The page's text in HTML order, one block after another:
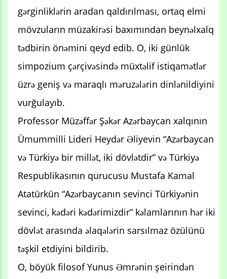
gərginliklərin aradan qaldırılması, ortaq elmi
mövzuların müzakirəsi baxımından beynəlxalq
tədbirin önəmini qeyd edib. O, iki günlük
simpozium çərçivəsində müxtəlif istiqamətlər
üzrə geniş və maraqlı məruzələrin dinlənildiyini
vurğulayıb.
Professor Müzəffər Şəkər Azərbaycan xalqının
Ümummilli Lideri Heydər Əliyevin “Azərbaycan
və Türkiyə bir millət, iki dövlətdir” və Türkiyə
Respublikasının qurucusu Mustafa Kamal
Atatürkün “Azərbaycanın sevinci Türkiyənin
sevinci, kədəri kədərimizdir” kəlamlarının hər iki
dövlət arasında əlaqələrin sarsılmaz özülünü
təşkil etdiyini bildirib.
O, böyük filosof Yunus Əmrənin şeirindən